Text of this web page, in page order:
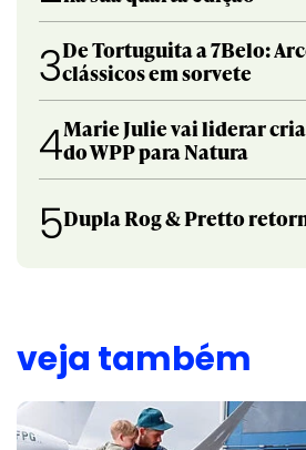
3De Tortuguita a 7Belo:
clássicos em sorvete
4Marie Julie vai liderar
do WPP para Natura
5Dupla Rog & Pretto
veja também